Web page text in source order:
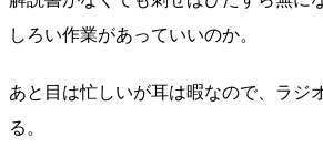
しろい作業があっていいのか。
あと目は忙しいが耳は暇なので、ラジ
る。